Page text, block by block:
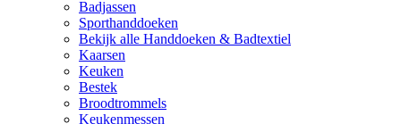
Badjassen
Sporthanddoeken
Bekijk alle Handdoeken & Badtextiel
Kaarsen
Keuken
Bestek
Broodtrommels
Keukenmessen